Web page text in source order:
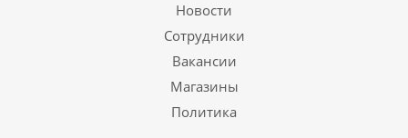
Новости
Сотрудники
Вакансии
Магазины
Политика